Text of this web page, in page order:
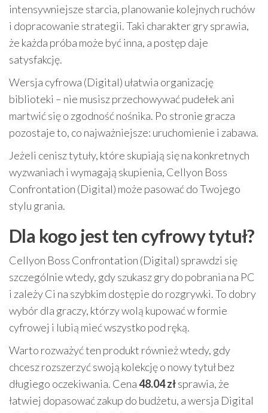
intensywniejsze starcia, planowanie kolejnych ruchów
i dopracowanie strategii. Taki charakter gry sprawia,
że każda próba może być inna, a postęp daje
satysfakcję.
Wersja cyfrowa (Digital) ułatwia organizację
biblioteki – nie musisz przechowywać pudełek ani
martwić się o zgodność nośnika. Po stronie gracza
pozostaje to, co najważniejsze: uruchomienie i zabawa.
Jeżeli cenisz tytuły, które skupiają się na konkretnych
wyzwaniach i wymagają skupienia, Cellyon Boss
Confrontation (Digital) może pasować do Twojego
stylu grania.
Dla kogo jest ten cyfrowy tytuł?
Cellyon Boss Confrontation (Digital) sprawdzi się
szczególnie wtedy, gdy szukasz gry do pobrania na PC
i zależy Ci na szybkim dostępie do rozgrywki. To dobry
wybór dla graczy, którzy wolą kupować w formie
cyfrowej i lubią mieć wszystko pod ręką.
Warto rozważyć ten produkt również wtedy, gdy
chcesz rozszerzyć swoją kolekcję o nowy tytuł bez
długiego oczekiwania. Cena48.04 złsprawia, że
łatwiej dopasować zakup do budżetu, a wersja Digital